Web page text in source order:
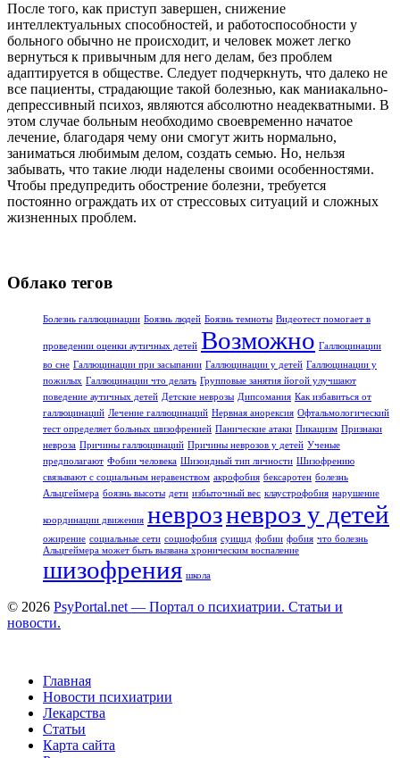
После того, как приступ завершен, снижение
интеллектуальных способностей, и работоспособности у
больного обычно не происходит, и человек может легко
вернуться к привычным для него делам, без проблем
адаптируется в обществе. Следует подчеркнуть, что далеко не
все пациенты, страдающие такой болезнью, как маниакально-
депрессивный психоз, являются абсолютно неадекватными. В
этом случае больным необходимо своевременно начатое
лечение, благодаря чему они смогут жить нормально,
заниматься любимым делом, создать семью. Но, нельзя
забывать, что такие люди наделены своими особенностями.
Чтобы предупредить обострение болезни, требуется
постоянно ограждать их от стрессовых ситуаций и сложных
жизненных проблем.
Облако тегов
Болезнь галлюцинации Боязнь людей Боязнь темноты Видеотест помогает в
проведении оценки аутичных детей Возможно Галлюцинации
во сне Галлюцинации при засыпании Галлюцинации у детей Галлюцинации у
пожилых Галлюцинации что делать Групповые занятия йогой улучшают
поведение аутичных детей Детские неврозы Дипсомания Как избавиться от
галлюцинаций Лечение галлюцинаций Нервная анорексия Офтальмологический
тест определяет больных шизофренией Панические атаки Пикацизм Признаки
невроза Причины галлюцинаций Причины неврозов у детей Ученые
предполагают Фобии человека Шизоидный тип личности Шизофрению
связывают с социальным неравенством акрофобия бексаротен болезнь
Альцгеймера боязнь высоты дети избыточный вес клаустрофобия нарушение
координации движения неврозневроз у детей
ожирение социальные сети социофобия суицид фобии фобия что болезнь
Альцгеймера может быть вызвана хроническим воспаление
шизофрения школа
© 2026 PsyPortal.net — Портал о психиатрии. Статьи и
новости.
Главная
Новости психиатрии
Лекарства
Статьи
Карта сайта